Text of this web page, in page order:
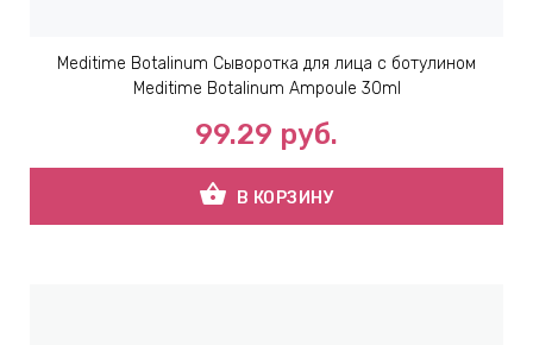
Meditime Botalinum Сыворотка для лица с ботулином
Meditime Botalinum Ampoule 30ml
99.29 руб.
shopping_basket В КОРЗИНУ